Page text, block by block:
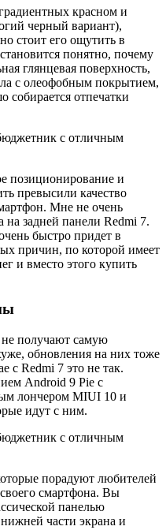
красном и
черный вариант),
стоит его ощутить в
понятно, почему
глянцевая поверхность,
с олеофобным покрытием,
собирается отпечатки
позиционирование и
превысили качество
Мне не очень
на задней панели Redmi 7.
быстро придет в
причин, по которой имеет
и вместо этого купить
получают самую
обновления на них тоже
с Redmi 7 это не так.
Android 9 Pie с
лончером MIUI 10 и
идут с ним.
порадуют любителей
смартфона. Вы
панелью
части экрана и